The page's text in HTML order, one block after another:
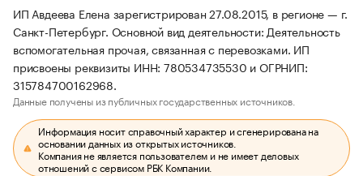
ИП Авдеева Елена зарегистрирован 27.08.2015, в регионе — г.
Санкт-Петербург. Основной вид деятельности: Деятельность
вспомогательная прочая, связанная с перевозками. ИП
присвоены реквизиты ИНН: 780534735530 и ОГРНИП:
315784700162968.
Данные получены из публичных государственных источников.
Информация носит справочный характер и сгенерирована на
основании данных из открытых источников.
Компания не является пользователем и не имеет деловых
отношений с сервисом РБК Компании.